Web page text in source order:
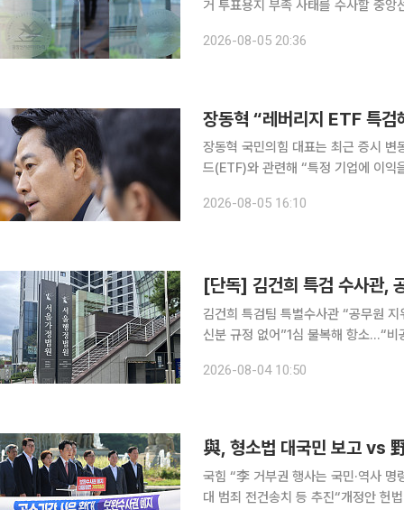
거 투표용지 부족 사태를 수사할 중
분위원인 조기연 변호사, 경제정의실
2026-08-05 20:36
장동혁 “레버리지 ETF 특검
장동혁 국민의힘 대표는 최근 증시 변
드(ETF)와 관련해 “특정 기업에 이익
을 통해서 실체를 밝혀야 한다”며 이
2026-08-05 16:10
김건희 특검팀 특별수사관 “공무원
신분 규정 없어”1심 불복해 항소…“비공무원 지위 문제
소송에서 패소했다. 법원은 특검법이
2026-08-04 10:50
국힘 “李 거부권 행사는 국민·역사
대 범죄 전건송치 등 추진“개정안 헌법 위배 아냐…국